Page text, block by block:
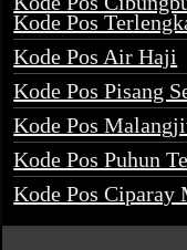
Kode Pos
Kode Pos Air Haji
Kode Pos Pisang
Kode Pos
Kode Pos Puhun
Kode Pos Ciparay